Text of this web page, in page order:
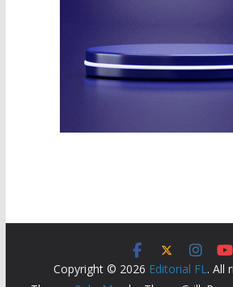
Copyright © 2026 Editorial FL. All